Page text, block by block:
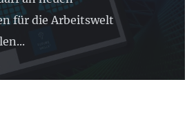
für die Arbeitswelt